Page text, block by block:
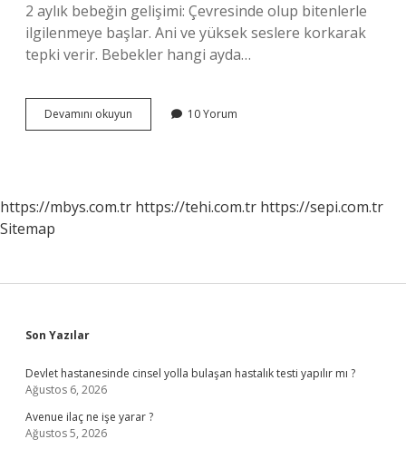
2 aylık bebeğin gelişimi: Çevresinde olup bitenlerle
ilgilenmeye başlar. Ani ve yüksek seslere korkarak
tepki verir. Bebekler hangi ayda…
Devamını okuyun Bebekler
Sese
10 Yorum
https://mbys.com.tr https://tehi.com.tr https://sepi.com.tr
Sitemap
Sidebar
Son Yazılar
Devlet hastanesinde cinsel yolla bulaşan hastalık testi yapılır mı ?
Ağustos 6, 2026
Avenue ilaç ne işe yarar ?
Ağustos 5, 2026